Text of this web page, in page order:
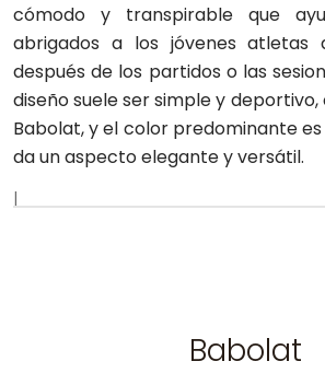
cómodo y transpirable que
abrigados a los jóvenes atletas
después de los partidos o las
diseño suele ser simple y
Babolat, y el color predominante
da un aspecto elegante y versátil.
|
Babolat